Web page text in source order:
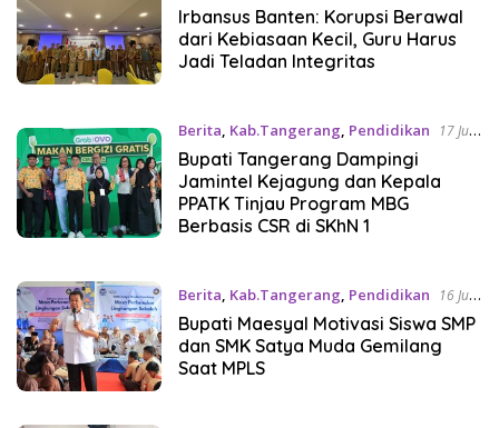
Irbansus Banten: Korupsi Berawal
dari Kebiasaan Kecil, Guru Harus
Jadi Teladan Integritas
Berita, Kab.Tangerang, Pendidikan
17 Juli
2026
Bupati Tangerang Dampingi
Jamintel Kejagung dan Kepala
PPATK Tinjau Program MBG
Berbasis CSR di SKhN 1
Berita, Kab.Tangerang, Pendidikan
16 Juli
2026
Bupati Maesyal Motivasi Siswa SMP
dan SMK Satya Muda Gemilang
Saat MPLS